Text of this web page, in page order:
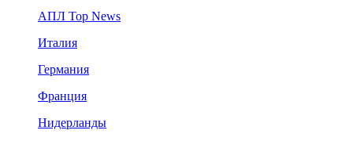
АПЛ Top News
Италия
Германия
Франция
Нидерланды